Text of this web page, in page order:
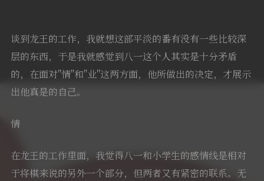
归档
关于
谈到龙王的工作，我就想这部平淡的番有没有一些比较深
层的东西，于是我就感觉到八一这个人其实是十分矛盾
的，在面对"情"和"业"这两方面，他所做出的决定，才展示
出他真是的自己。
情
在龙王的工作里面，我觉得八一和小学生的感情线是相对
于将棋来说的另外一个部分，但两者又有紧密的联系。无